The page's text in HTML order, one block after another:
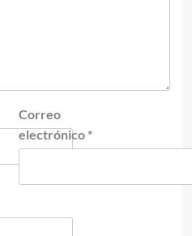
Correo
electrónico *